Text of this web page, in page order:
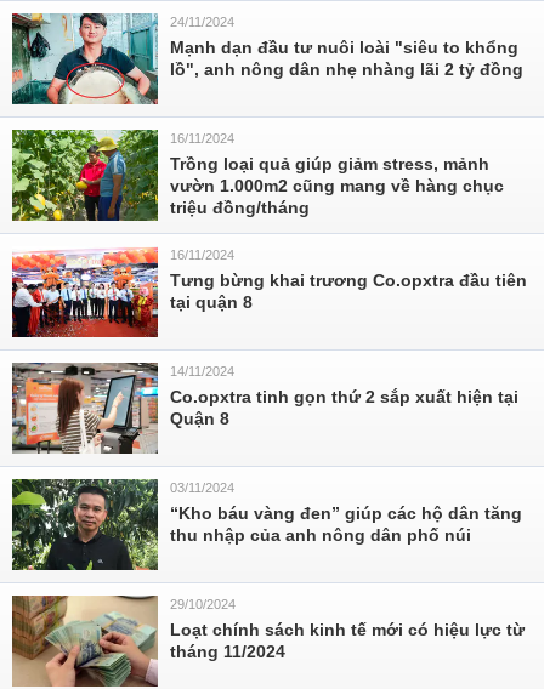
24/11/2024
Mạnh dạn đầu tư nuôi loài "siêu to khổng
lồ", anh nông dân nhẹ nhàng lãi 2 tỷ đồng
16/11/2024
Trồng loại quả giúp giảm stress, mảnh
vườn 1.000m2 cũng mang về hàng chục
triệu đồng/tháng
16/11/2024
Tưng bừng khai trương Co.opxtra đầu tiên
tại quận 8
14/11/2024
Co.opxtra tinh gọn thứ 2 sắp xuất hiện tại
Quận 8
03/11/2024
“Kho báu vàng đen” giúp các hộ dân tăng
thu nhập của anh nông dân phố núi
29/10/2024
Loạt chính sách kinh tế mới có hiệu lực từ
tháng 11/2024